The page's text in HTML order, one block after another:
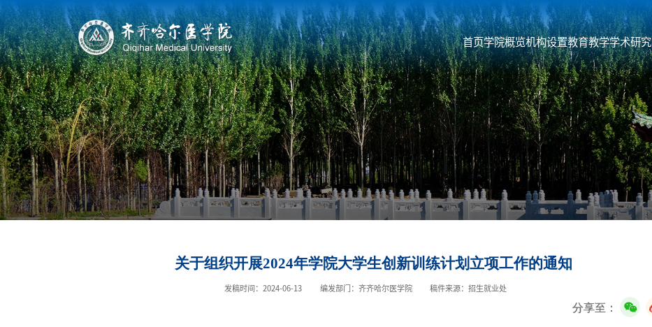
首页学院概览机构设置教育教学学术研究
关于组织开展2024年学院大学生创新训练计划立项工作的通知
发稿时间：2024-06-13 编发部门：齐齐哈尔医学院 稿件来源：招生就业处
分享至：